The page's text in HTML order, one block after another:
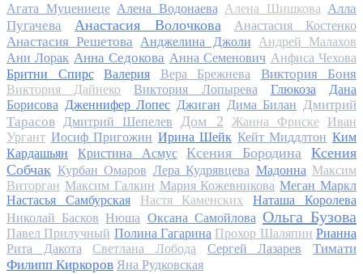
Агата Муцениеце Алена Водонаева Алена Шишкова Алла
Пугачева
Анастасия Волочкова Анастасия Костенко
Анастасия Решетова Анджелина Джоли Андрей Малахов
Ани Лорак Анна Седокова Анна Семенович Анфиса Чехова
Бритни Спирс
Валерия Вера Брежнева Виктория Боня
Виктория Дайнеко Виктория Лопырева Глюкоза
Дана
Борисова Дженнифер Лопес Джиган Дима Билан Дмитрий
Тарасов Дмитрий Шепелев Дом 2 Жанна Фриске
Иван
Ургант Иосиф Пригожин Ирина Шейк Кейт Миддлтон Ким
Кардашьян
Кристина Асмус Ксения Бородина
Ксения
Собчак Курбан Омаров Лера Кудрявцева Мадонна Максим
Виторган Максим Галкин Мария Кожевникова Меган Маркл
Настасья Самбурская
Настя Каменских
Наташа Королева
Николай Басков Нюша Оксана Самойлова Ольга Бузова
Павел Прилучный Полина Гагарина Прохор Шаляпин Рианна
Рита Дакота
Светлана Лобода Сергей Лазарев
Тимати
Филипп Киркоров Яна Рудковская